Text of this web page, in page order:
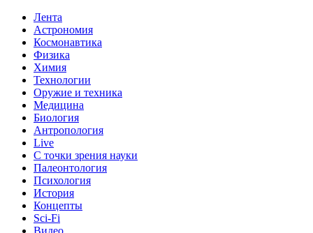
Лента
Астрономия
Космонавтика
Физика
Химия
Технологии
Оружие и техника
Медицина
Биология
Антропология
Live
С точки зрения науки
Палеонтология
Психология
История
Концепты
Sci-Fi
Видео